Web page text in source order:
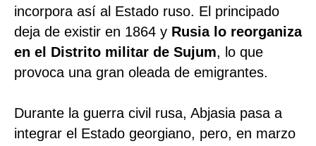
incorpora así al Estado ruso. El principado
deja de existir en 1864 y Rusia lo reorganiza
en el Distrito militar de Sujum, lo que
provoca una gran oleada de emigrantes.
Durante la guerra civil rusa, Abjasia pasa a
integrar el Estado georgiano, pero, en marzo